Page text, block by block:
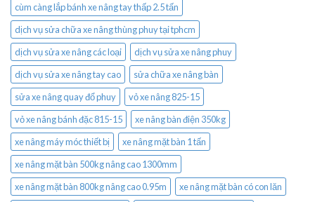
cùm càng lắp bánh xe nâng tay thấp 2.5 tấn
dịch vụ sửa chữa xe nâng thùng phuy tại tphcm
dịch vụ sửa xe nâng các loại
dịch vụ sửa xe nâng phuy
dịch vụ sửa xe nâng tay cao
sửa chữa xe nâng bàn
sửa xe nâng quay đổ phuy
vỏ xe nâng 825-15
vỏ xe nâng bánh đặc 815-15
xe nâng bàn điện 350kg
xe nâng máy móc thiết bị
xe nâng mặt bàn 1 tấn
xe nâng mặt bàn 500kg nâng cao 1300mm
xe nâng mặt bàn 800kg nâng cao 0.95m
xe nâng mặt bàn có con lăn